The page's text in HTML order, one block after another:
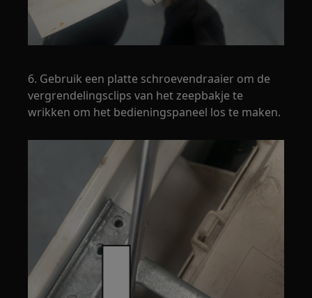
6. Gebruik een platte schroevendraaier om de
vergrendelingsclips van het zeepbakje te
wrikken om het bedieningspaneel los te maken.